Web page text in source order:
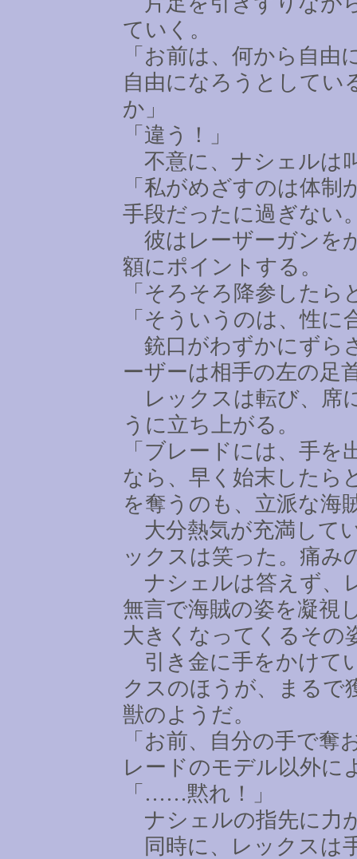
ていく。
「お前は、何から自
自由になろうとしてい
か」
「違う！」
不意に、ナシェルは
「私がめざすのは体
手段だったに過ぎない
彼はレーザーガンを
額にポイントする。
「そろそろ降参したら
「そういうのは、性
銃口がわずかにずら
ーザーは相手の左の足
レックスは転び、席
うに立ち上がる。
「ブレードには、手
なら、早く始末した
を奪うのも、立派な海
大分熱気が充満して
ックスは笑った。痛み
ナシェルは答えず、
無言で海賊の姿を凝視
大きくなってくるその
引き金に手をかけて
クスのほうが、まるで
獣のようだ。
「お前、自分の手で
レードのモデル以外に
「 ……黙れ！」
ナシェルの指先に力
同時に、レックスは